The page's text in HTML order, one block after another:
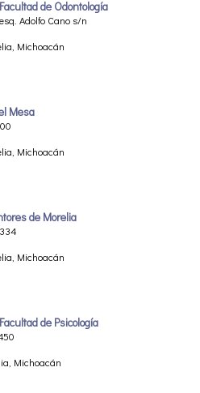
de Odontología
Adolfo Cano s/n
Michoacán
Mesa
Michoacán
de Morelia
Michoacán
de Psicología
Michoacán